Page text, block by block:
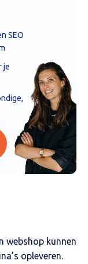
SEO
je
webshop kunnen
opleveren.